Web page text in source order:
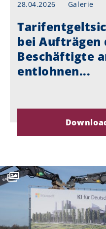
28.04.2026 Galerie
bei Aufträgen
Beschäftigte
entlohnen...